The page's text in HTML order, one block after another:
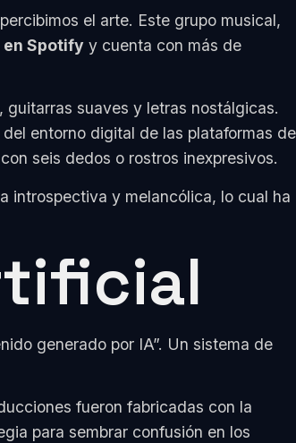
el arte. Este grupo musical,
en Spotify y cuenta con más de
suaves y letras nostálgicas.
entorno digital de las plataformas de
seis dedos o rostros inexpresivos.
introspectiva y melancólica, lo cual ha
generado por IA”. Un sistema de
fueron fabricadas con la
para sembrar confusión en los